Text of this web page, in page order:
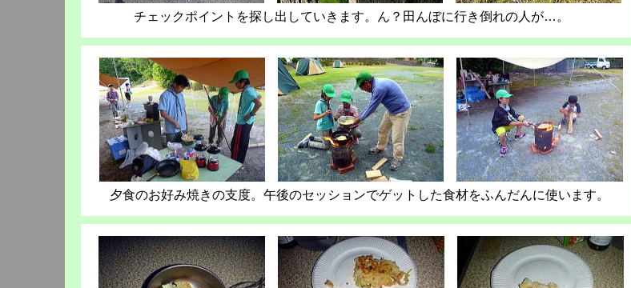
チェックポイントを探し出していきます。ん？田んぼに行き倒れの人が…。
夕食のお好み焼きの支度。午後のセッションでゲットした食材をふんだんに使います。